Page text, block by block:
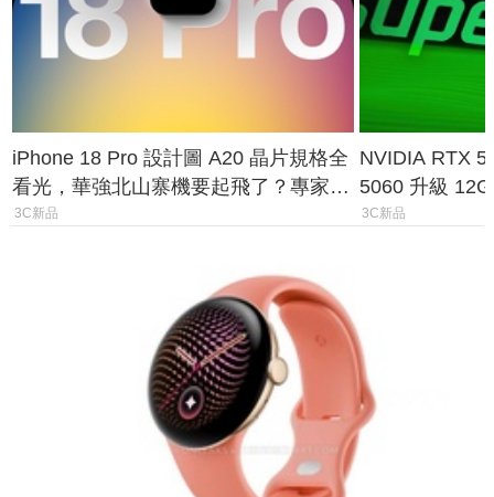
iPhone 18 Pro 設計圖 A20 晶片規格全
看光，華強北山寨機要起飛了？專家曝
山寨機無法復刻兩大關鍵
3C新品
NVIDIA RTX
5060 升級
次規格終於不
3C新品